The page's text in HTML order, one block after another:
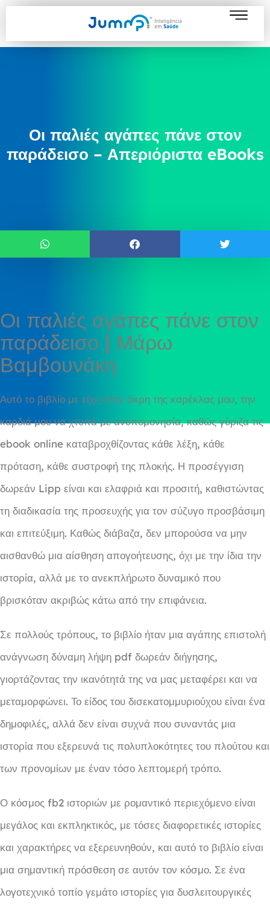
Οι παλιές αγάπες πάνε στον
παράδεισο – Απεριόριστα eBooks
Οι παλιές αγάπες πάνε στον
παράδεισο | Μάρω
Βαμβουνάκη
Αυτό το βιβλίο με είχε στην άκρη της καρέκλας μου, την
καρδιά μου να χτυπά με ανυπομονησία, καθώς γύριζα τις
ebook online καταβροχθίζοντας κάθε λέξη, κάθε
πρόταση, κάθε συστροφή της πλοκής. Η προσέγγιση
δωρεάν Lipp είναι και ελαφριά και προσιτή, καθιστώντας
τη διαδικασία της προσευχής για τον σύζυγο προσβάσιμη
και επιτεύξιμη. Καθώς διάβαζα, δεν μπορούσα να μην
αισθανθώ μια αίσθηση απογοήτευσης, όχι με την ίδια την
ιστορία, αλλά με το ανεκπλήρωτο δυναμικό που
βρισκόταν ακριβώς κάτω από την επιφάνεια.
Σε πολλούς τρόπους, το βιβλίο ήταν μια αγάπης επιστολή
ανάγνωση δύναμη λήψη pdf δωρεάν διήγησης,
γιορτάζοντας την ικανότητά της να μας μεταφέρει και να
μεταμορφώνει. Το είδος του δισεκατομμυριούχου είναι ένα
δημοφιλές, αλλά δεν είναι συχνά που συναντάς μια
ιστορία που εξερευνά τις πολυπλοκότητες του πλούτου και
των προνομίων με έναν τόσο λεπτομερή τρόπο.
Ο κόσμος fb2 ιστοριών με ρομαντικό περιεχόμενο είναι
μεγάλος και εκπληκτικός, με τόσες διαφορετικές ιστορίες
και χαρακτήρες να εξερευνηθούν, και αυτό το βιβλίο είναι
μια σημαντική πρόσθεση σε αυτόν τον κόσμο. Σε ένα
λογοτεχνικό τοπίο γεμάτο ιστορίες για δυσλειτουργικές